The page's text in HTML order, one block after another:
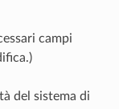
campi
del sistema di